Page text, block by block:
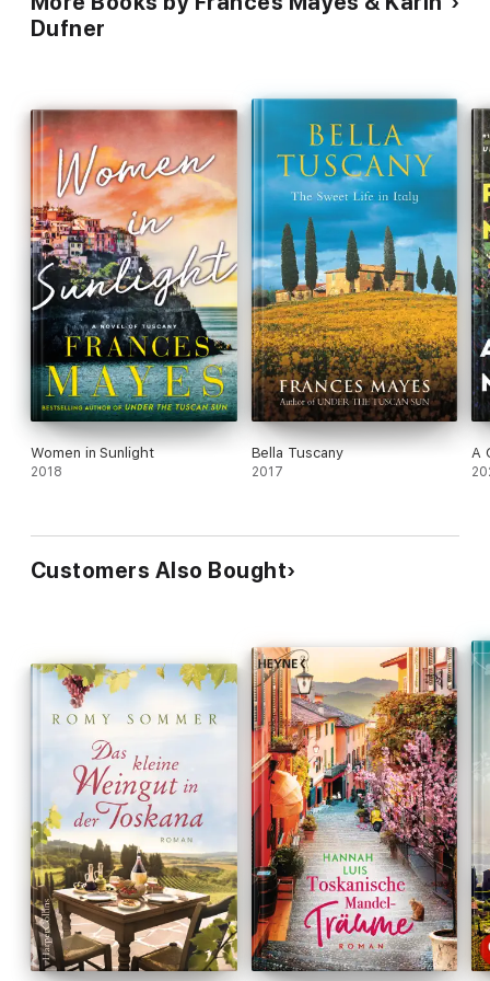
Dufner
Women in Sunlight
2018
Bella Tuscany
2017
A
Customers Also Bought